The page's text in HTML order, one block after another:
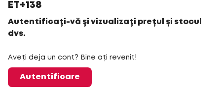
ET+138
Autentificați-vă și vizualizați prețul și stocul
dvs.
Aveți deja un cont? Bine ați revenit!
Autentificare